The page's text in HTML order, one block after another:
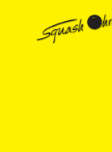
Přeskočit na obsah